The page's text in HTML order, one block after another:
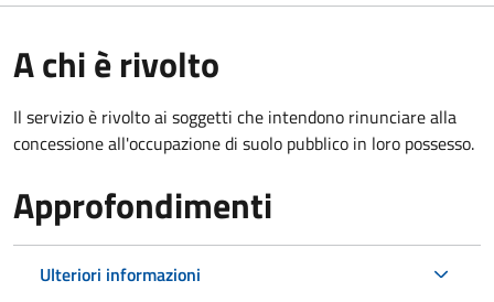
A chi è rivolto
Il servizio è rivolto ai soggetti che intendono rinunciare alla
concessione all'occupazione di suolo pubblico in loro possesso.
Approfondimenti
Ulteriori informazioni